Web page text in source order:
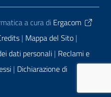
a cura di Ergacom
Mappa del Sito
dati personali Reclami e
Dichiarazione di